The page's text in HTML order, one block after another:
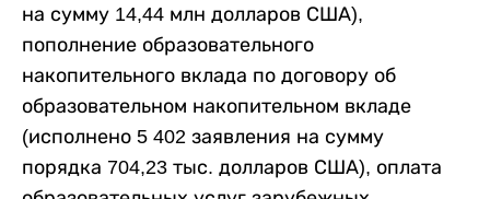
на сумму 14,44 млн долларов США),
пополнение образовательного
накопительного вклада по договору об
образовательном накопительном вкладе
(исполнено 5 402 заявления на сумму
порядка 704,23 тыс. долларов США), оплата